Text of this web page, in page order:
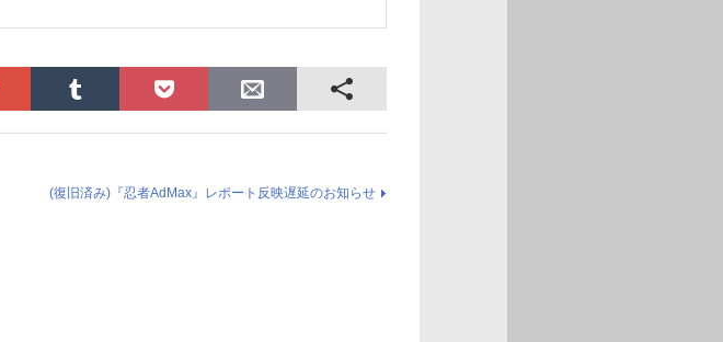
(復旧済み)『忍者AdMax』レポート反映遅延のお知らせ